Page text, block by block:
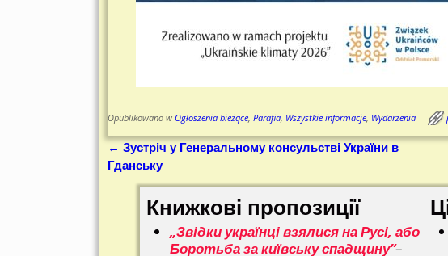
Opublikowano w Ogłoszenia bieżące Parafia Wszystkie informacje Wydarzenia
Nawigacja
← Зустріч у Генеральному консульстві України в
Гданську
Книжкові пропозиції
„Звідки українці взялися на Русі, або
Боротьба за київську спадщину”–